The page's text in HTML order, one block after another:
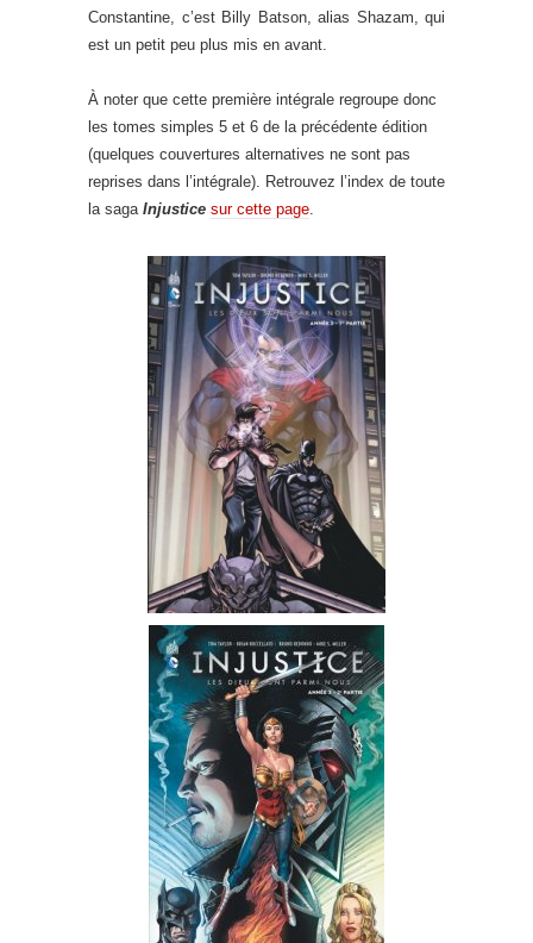
Constantine, c’est Billy Batson, alias Shazam, qui
est un petit peu plus mis en avant.
À noter que cette première intégrale regroupe donc
les tomes simples 5 et 6 de la précédente édition
(quelques couvertures alternatives ne sont pas
reprises dans l’intégrale). Retrouvez l’index de toute
la saga Injustice sur cette page